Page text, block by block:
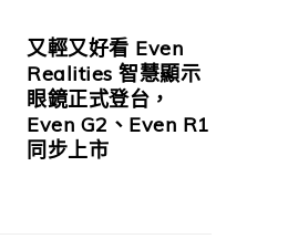
又輕又好看 Even
Realities 智慧顯示
眼鏡正式登台，
Even G2、Even R1
同步上市